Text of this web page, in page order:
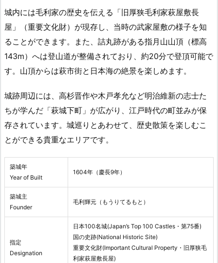
城内には毛利家の歴史を伝える「旧厚狭毛利家萩屋敷長
屋」（重要文化財）が現存し、当時の武家屋敷の様子を知
ることができます。また、詰丸跡がある指月山山頂（標高
143m）へは登山道が整備されており、約20分で登頂可能で
す。山頂からは萩市街と日本海の絶景を楽しめます。
城跡周辺には、高杉晋作や木戸孝允など明治維新の志士た
ちが学んだ「萩城下町」が広がり、江戸時代の町並みが保
存されています。城巡りとあわせて、歴史散策を楽しむこ
とができる貴重なエリアです。
築城年
Year of Built
1604年（慶長9年）
築城主
Founder
毛利輝元（もうりてるもと）
指定
Designation
日本100名城(Japan’s Top 100 Castles・第75番)
国の史跡(National Historic Site)
重要文化財(Important Cultural Property・旧厚狭毛
利家萩屋敷長屋)